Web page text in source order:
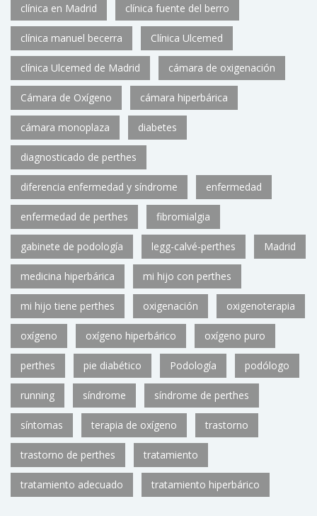
clínica en Madrid clínica fuente del berro
clínica manuel becerra Clínica Ulcemed
clínica Ulcemed de Madrid cámara de oxigenación
Cámara de Oxígeno cámara hiperbárica
cámara monoplaza diabetes
diagnosticado de perthes
diferencia enfermedad y síndrome enfermedad
enfermedad de perthes fibromialgia
gabinete de podología legg-calvé-perthes Madrid
medicina hiperbárica mi hijo con perthes
mi hijo tiene perthes oxigenación oxigenoterapia
oxígeno oxígeno hiperbárico oxígeno puro
perthes pie diabético Podología podólogo
running síndrome síndrome de perthes
síntomas terapia de oxígeno trastorno
trastorno de perthes tratamiento
tratamiento adecuado tratamiento hiperbárico